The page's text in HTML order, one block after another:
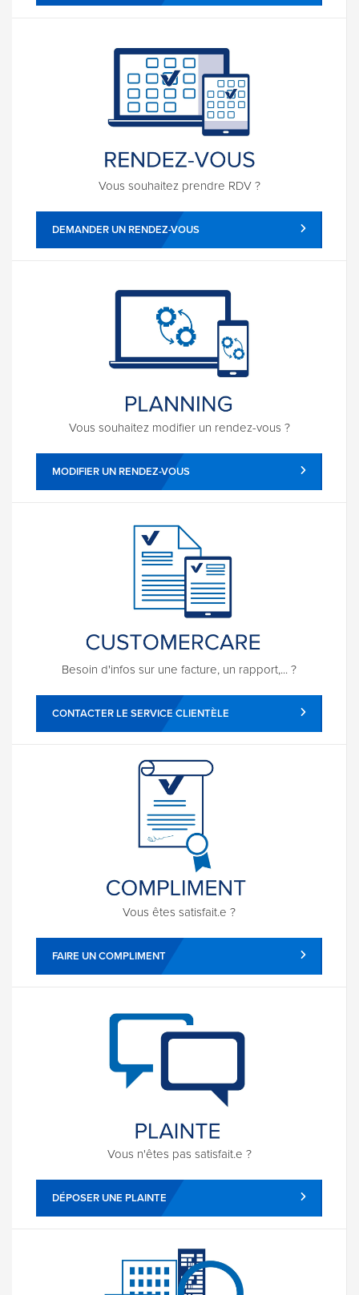
Vous souhaitez prendre RDV ?
DEMANDER UN RENDEZ-VOUS
Vous souhaitez modifier un rendez-vous ?
MODIFIER UN RENDEZ-VOUS
Besoin d'infos sur une facture, un rapport,... ?
CONTACTER LE SERVICE CLIENTÈLE
Vous êtes satisfait.e ?
FAIRE UN COMPLIMENT
Vous n'êtes pas satisfait.e ?
DÉPOSER UNE PLAINTE